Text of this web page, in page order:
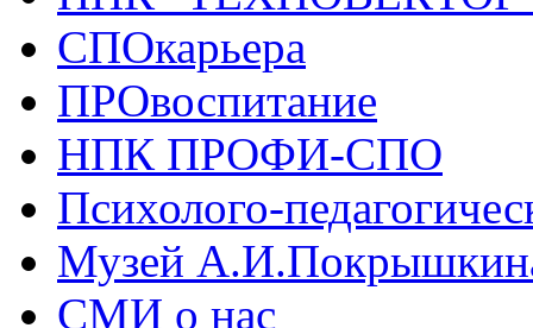
СПОкарьера
ПРОвоспитание
НПК ПРОФИ-СПО
Психолого-
Музей
СМИ о нас